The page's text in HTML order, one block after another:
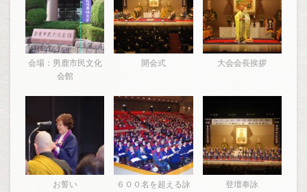
会場：男鹿市民文化
会館
開会式 大会会長挨拶
お誓い
６００名を超える詠
登壇奉詠